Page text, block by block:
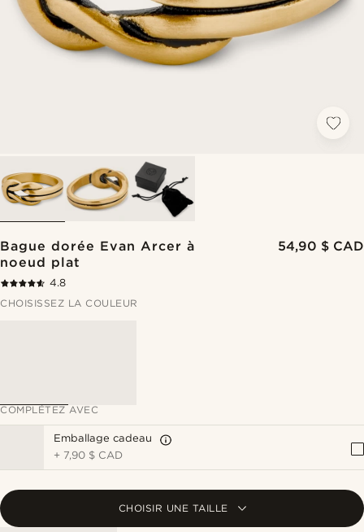
Bague dorée Evan Arcer à
noeud plat
54,90 $ CAD
4.8
CHOISISSEZ LA COULEUR
COMPLÉTEZ AVEC
Emballage cadeau
+ 7,90 $ CAD
CHOISIR UNE TAILLE